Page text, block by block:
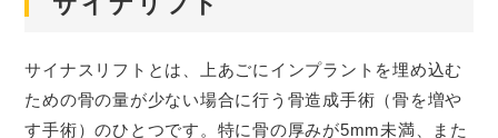
サイナスリフトとは、上あごにインプラントを埋め込む
ための骨の量が少ない場合に行う骨造成手術（骨を増や
す手術）のひとつです。特に骨の厚みが5mm未満、また